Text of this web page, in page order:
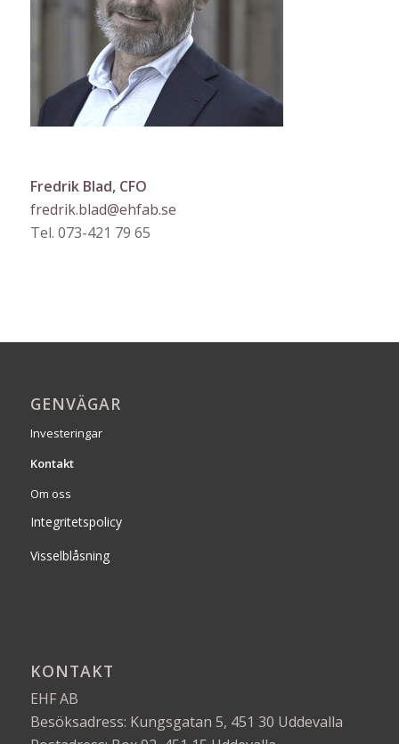
Fredrik Blad, CFO
fredrik.blad@ehfab.se
Tel. 073-421 79 65
GENVÄGAR
Investeringar
Kontakt
Om oss
Integritetspolicy
Visselblåsning
KONTAKT
EHF AB
Besöksadress: Kungsgatan 5, 451 30 Uddevalla